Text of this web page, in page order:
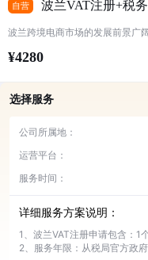
自营 波兰VAT注册+税
波兰跨境电商市场的发展前景广
¥4280
选择服务
公司所属地：
运营平台：
服务时间：
详细服务方案说明：
1、波兰VAT注册申请包含：1
2、服务年限：从税局官方政